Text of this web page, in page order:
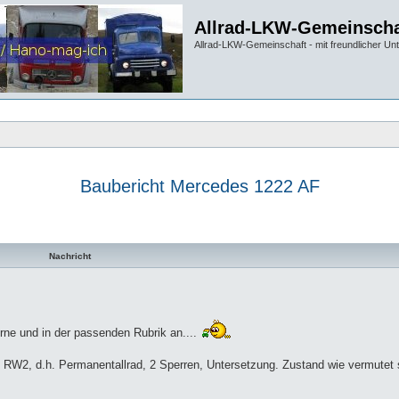
Allrad-LKW-
Allrad-LKW-Gemeinschaft - mit freundlicher
Baubericht Mercedes 1222 AF
Nachricht
und in der passenden Rubrik an....
d.h. Permanentallrad, 2 Sperren, Untersetzung. Zustand wie vermutet